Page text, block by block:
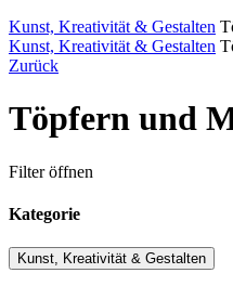
Kunst, Kreativität & Gestalten
Kunst, Kreativität & Gestalten
Zurück
Töpfern und
Filter öffnen
Kategorie
Kunst, Kreativität & Gestalten